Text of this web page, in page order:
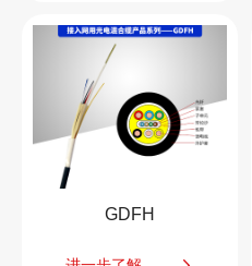
GDFH